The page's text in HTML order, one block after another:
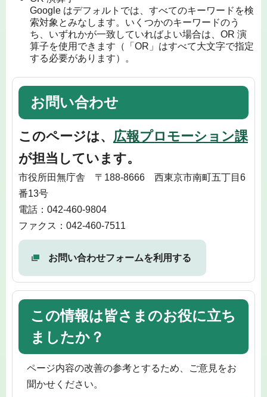
Google はデフォルトでは、すべてのキーワードを検
索対象とみなします。いくつかのキーワードのう
ち、いずれかが一致していればよい場合は、OR 演
算子を使用できます（「OR」はすべて大文字で指定
する必要があります）。
お問い合わせ
このページは、 広報プロモーション課
が担当しています。
市役所田無庁舎 〒188-8666 西東京市南町五丁目6
番13号
電話：042-460-9804
ファクス：042-460-7511
お問い合わせフォームを利用する
この情報は皆さまのお役に立ち
ましたか？
ページ内容の改善の参考とするため、ご意見をお
聞かせください。